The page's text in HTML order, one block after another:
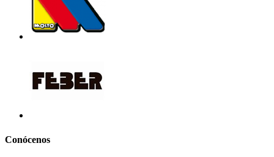
Conócenos